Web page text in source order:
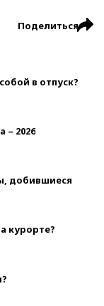
Поделиться
в отпуск?
– 2026
добившиеся
курорте?